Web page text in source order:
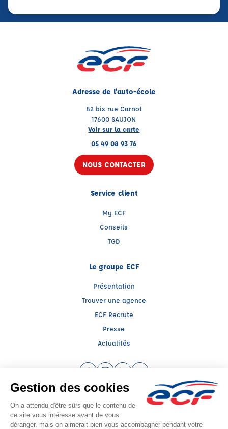
Adresse de l'auto-école
82 bis rue Carnot
17600 SAUJON
Voir sur la carte
05 49 08 93 76
NOUS CONTACTER
Service client
My ECF
Conseils
TGD
Le groupe ECF
Présentation
Trouver une agence
ECF Recrute
Presse
Actualités
Facebook (nouvelle fenêtre)
Instagram (nouvelle fenêtre)
LinkedIn (nouvelle fenêtre)
YouTube (nouvelle
Raison sociale : ECF CER CENTRE ATLANTIQUE - Capital social: 2500000€
SIREN: 312379266 - Numéro de TVA intracommunautaire: FR 52 312379266
Agrément n°E2101700010
Siège social : RN 11 - Rte de la Mothe Les Champs Dorés, LA CRECHE (79260) -